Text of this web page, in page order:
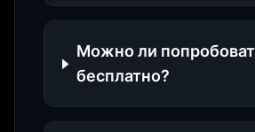
Можно ли
бесплатно?